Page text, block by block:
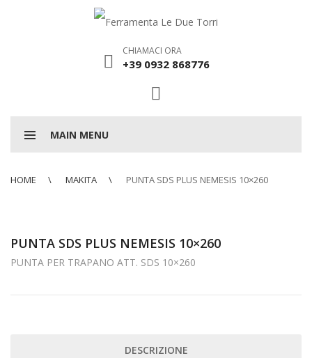
CHIAMACI ORA
+39 0932 868776
MAIN MENU
HOME MAKITA PUNTA SDS PLUS NEMESIS 10×260
PUNTA SDS PLUS NEMESIS 10×260
PUNTA PER TRAPANO ATT. SDS 10×260
DESCRIZIONE